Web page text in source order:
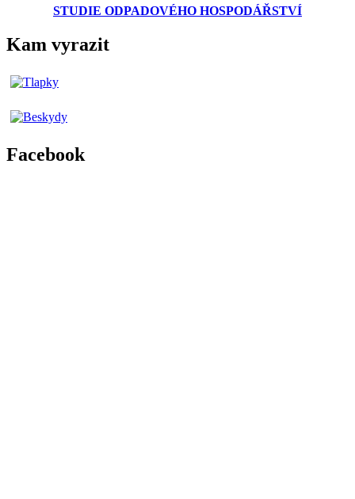
STUDIE ODPADOVÉHO HOSPODÁŘSTVÍ
Kam vyrazit
Facebook